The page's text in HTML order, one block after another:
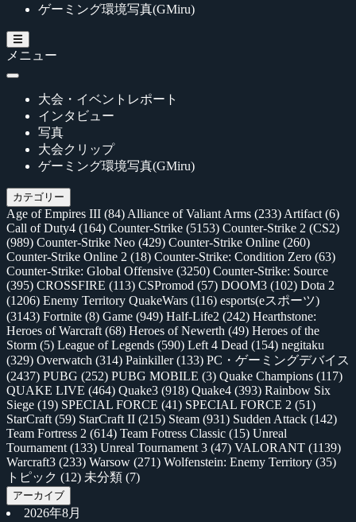
ゲーミング環境写真(GMiru)
メニュー
大会・イベントレポート
インタビュー
写真
大会クリップ
ゲーミング環境写真(GMiru)
カテゴリー
Age of Empires III (84) Alliance of Valiant Arms (233) Artifact (6)
Call of Duty4 (164) Counter-Strike (5153) Counter-Strike 2 (CS2)
(989) Counter-Strike Neo (429) Counter-Strike Online (260)
Counter-Strike Online 2 (18) Counter-Strike: Condition Zero (63)
Counter-Strike: Global Offensive (3250) Counter-Strike: Source
(395) CROSSFIRE (113) CSPromod (57) DOOM3 (102) Dota 2
(1206) Enemy Territory QuakeWars (116) esports(eスポーツ)
(3143) Fortnite (8) Game (949) Half-Life2 (242) Hearthstone:
Heroes of Warcraft (68) Heroes of Newerth (49) Heroes of the
Storm (5) League of Legends (590) Left 4 Dead (154) negitaku
(329) Overwatch (314) Painkiller(133) PC・ゲーミングデバイス
(2437) PUBG (252) PUBG MOBILE (3) Quake Champions (117)
QUAKE LIVE (464) Quake3 (918) Quake4 (393) Rainbow Six
Siege (19) SPECIAL FORCE (41) SPECIAL FORCE 2 (51)
StarCraft (59) StarCraft II (215) Steam (931) Sudden Attack (142)
Team Fortress 2 (614) Team Fotress Classic (15) Unreal
Tournament (133) Unreal Tournament 3 (47) VALORANT (1139)
Warcraft3 (233) Warsow (271) Wolfenstein: Enemy Territory (35)
トピック (12) 未分類 (7)
アーカイブ
2026年8月